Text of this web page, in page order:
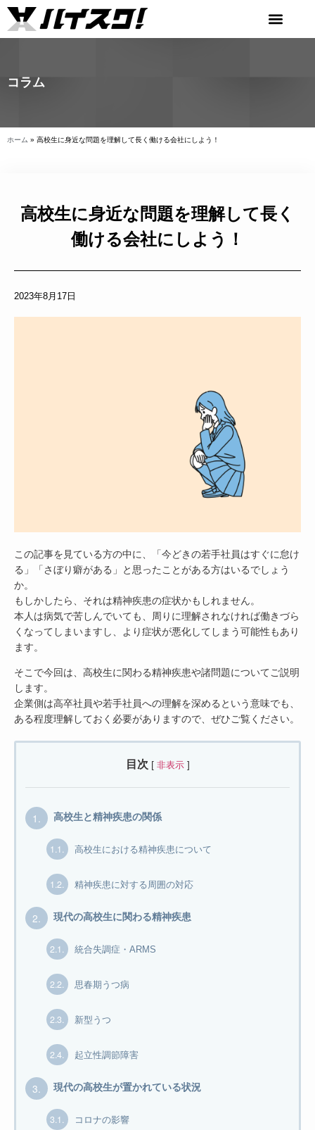
コラム
ホーム » 高校生に身近な問題を理解して長く働ける会社にしよう！
高校生に身近な問題を理解して長く
働ける会社にしよう！
2023年8月17日
この記事を見ている方の中に、「今どきの若手社員はすぐに怠け
る」「さぼり癖がある」と思ったことがある方はいるでしょう
か。
もしかしたら、それは精神疾患の症状かもしれません。
本人は病気で苦しんでいても、周りに理解されなければ働きづら
くなってしまいますし、より症状が悪化してしまう可能性もあり
ます。
そこで今回は、高校生に関わる精神疾患や諸問題についてご説明
します。
企業側は高卒社員や若手社員への理解を深めるという意味でも、
ある程度理解しておく必要がありますので、ぜひご覧ください。
目次 [ 非表示 ]
1. 高校生と精神疾患の関係
1.1. 高校生における精神疾患について
1.2. 精神疾患に対する周囲の対応
2. 現代の高校生に関わる精神疾患
2.1. 統合失調症・ARMS
2.2. 思春期うつ病
2.3. 新型うつ
2.4. 起立性調節障害
3. 現代の高校生が置かれている状況
3.1. コロナの影響